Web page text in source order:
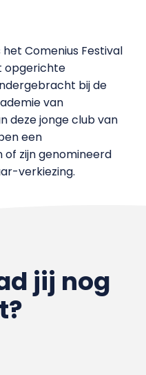
Comenius Festival
opgerichte
bij de
van
deze jonge club van
een
zijn genomineerd
verkiezing.
jij nog